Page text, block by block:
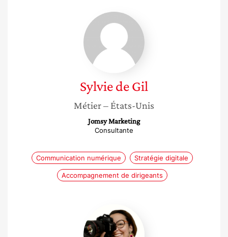
Sylvie
de
Sylviede Gil
Métier– États-Unis
Jomsy Marketing
Consultante
Communication numérique Stratégie digitale
Accompagnement de dirigeants
Sylvie
Cordenner